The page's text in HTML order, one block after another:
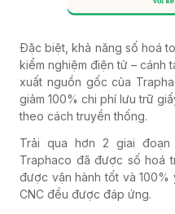
Đặc biệt, khả năng số hoá
kiểm nghiệm điện tử – cánh
xuất nguồn gốc của
giảm 100% chi phí lưu trữ
theo cách truyền thống.
Trải qua hơn 2 giai
Traphaco đã được số hoá
được vận hành tốt và
CNC đều được đáp ứng.